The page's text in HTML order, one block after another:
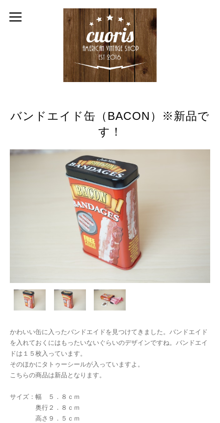
バンドエイド缶（BACON）※新品で
す！
かわいい缶に入ったバンドエイドを見つけてきました。バンドエイド
を入れておくにはもったいないぐらいのデザインですね。バンドエイ
ドは１５枚入っています。
そのほかにタトゥーシールが入っていますよ。
こちらの商品は新品となります。
サイズ：幅 ５．８ｃｍ
奥行２．８ｃｍ
高さ９．５ｃｍ